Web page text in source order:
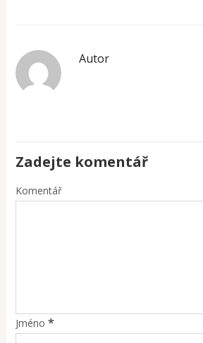
Autor
Zadejte komentář
Komentář
Jméno *